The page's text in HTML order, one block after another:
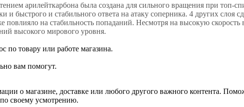
арилейткарбона была создана для сильного вращения при топ-
быстрого и стабильного ответа на атаку соперника. 4 других слоя
повлияло на стабильность попаданий. Несмотря на высокую
высокого мирового уровня.
по товару или работе магазина.
вам помогут.
о магазине, доставке или любого другого важного контента.
своему усмотрению.